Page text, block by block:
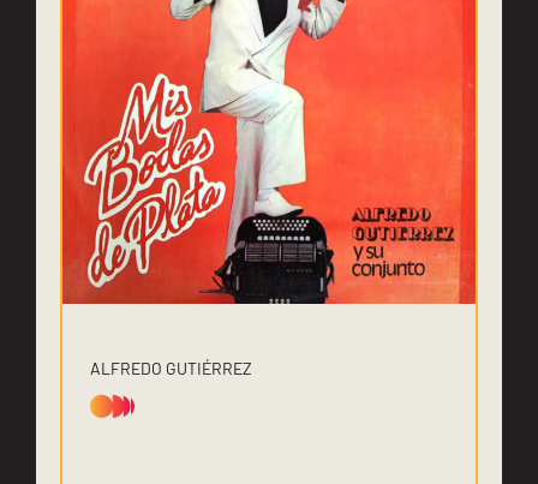
ALFREDO GUTIÉRREZ